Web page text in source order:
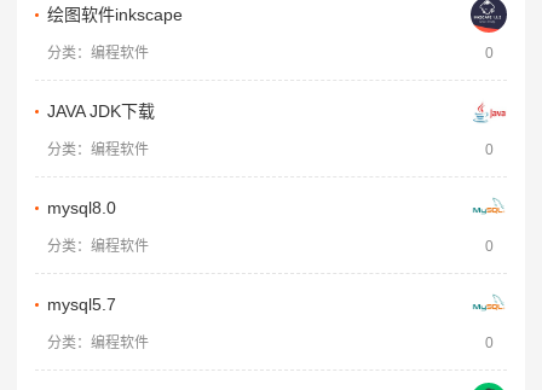
绘图软件inkscape
分类：编程软件 0
JAVA JDK下载
分类：编程软件 0
mysql8.0
分类：编程软件 0
mysql5.7
分类：编程软件 0